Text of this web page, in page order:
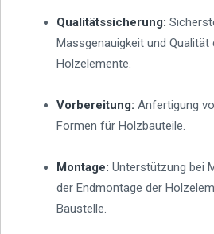
Qualitätssicherung:
Massgenauigkeit und Qualität
Holzelemente.
Vorbereitung: Anfertigung
Formen für Holzbauteile.
Montage: Unterstützung bei
der Endmontage der
Baustelle.